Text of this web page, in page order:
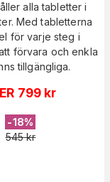
alla tabletter i
Med tabletterna
för varje steg i
förvara och enkla
tillgängliga.
799 kr
-18%
545 kr